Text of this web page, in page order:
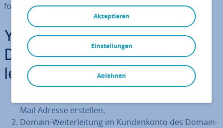
fol­gen­den Ab­schnit­ten.
Yahoo Mail mit eigener
Domain ver­knüp­fen: Kurz­an­
lei­tung
Mail-Adresse erstellen.
Domain-Wei­ter­lei­tung im Kun­den­kon­to des Domain-
Akzeptieren
Ablehnen
Einstellungen